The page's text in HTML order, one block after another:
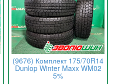
(9676) Комплект 175/70R14
Dunlop Winter Maxx WM02
5%